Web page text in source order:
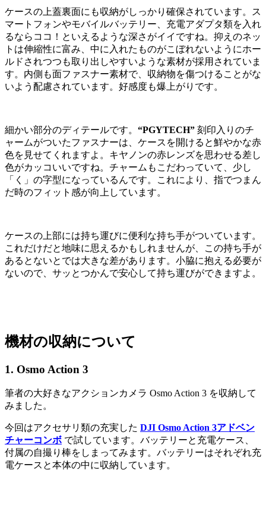
ケースの上蓋裏面にも収納がしっかり確保されています。ス
マートフォンやモバイルバッテリー、充電アダプタ類を入れ
るならココ！といえるような深さがイイですね。抑えのネッ
トは伸縮性に富み、中に入れたものがこぼれないようにホー
ルドされつつも取り出しやすいような素材が採用されていま
す。内側も面ファスナー素材で、収納物を傷つけることがな
いよう配慮されています。好感度も爆上がりです。
細かい部分のディテールです。 “PGYTECH” 刻印入りのチ
ャームがついたファスナーは、ケースを開けると鮮やかな赤
色を見せてくれますよ。キヤノンの赤レンズを思わせる差し
色がカッコいいですね。チャームもこだわっていて、少し
「く」の字型になっているんです。これにより、指でつまん
だ時のフィット感が向上しています。
ケースの上部には持ち運びに便利な持ち手がついています。
これだけだと地味に思えるかもしれませんが、この持ち手が
あるとないとでは大きな差があります。小脇に抱える必要が
ないので、サッとつかんで安心して持ち運びができますよ。
機材の収納について
1. Osmo Action 3
筆者の大好きなアクションカメラ Osmo Action 3 を収納して
みました。
今回はアクセサリ類の充実した DJI Osmo Action 3アドベン
チャーコンボ で試しています。バッテリーと充電ケース、
付属の自撮り棒をしまってみます。バッテリーはそれぞれ充
電ケースと本体の中に収納しています。